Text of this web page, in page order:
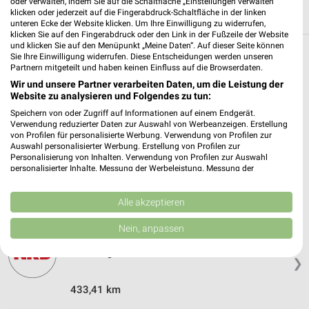
Weitere NKD Geschäfte mit Angeboten in
und um Rennerod
5 Geschäfte und Orte
NKD Angebote in Bad Marienberg
Bad Marienberg, Deutschland
430,37 km
❯
NKD Angebote in Dornburg-Frickhofen
433,41 km
klicken oder jederzeit auf die Fingerabdruck-Schaltfläche in der linken
unteren Ecke der Website klicken. Um Ihre Einwilligung zu widerrufen,
klicken Sie auf den Fingerabdruck oder den Link in der Fußzeile der Website
und klicken Sie auf den Menüpunkt „Meine Daten“. Auf dieser Seite können
Sie Ihre Einwilligung widerrufen. Diese Entscheidungen werden unseren
Partnern mitgeteilt und haben keinen Einfluss auf die Browserdaten.
Wir und unsere Partner verarbeiten Daten, um die Leistung der
Website zu analysieren und Folgendes zu tun:
Speichern von oder Zugriff auf Informationen auf einem Endgerät.
Verwendung reduzierter Daten zur Auswahl von Werbeanzeigen. Erstellung
von Profilen für personalisierte Werbung. Verwendung von Profilen zur
Auswahl personalisierter Werbung. Erstellung von Profilen zur
Personalisierung von Inhalten. Verwendung von Profilen zur Auswahl
personalisierter Inhalte. Messung der Werbeleistung. Messung der
Kombinationen von Daten aus verschiedenen Quellen. Entwicklung und
Verbesserung der Angebote. Verwendung reduzierter Daten zur Auswahl
von Inhalten.
Daten können außerhalb der Europäischen Union weitergegeben und in die
Website/App.
Partnerliste anzeigen (1 IAB-Anbieter)
Wir nutzen Ihre Daten für folgende Zwecke:
Alle akzeptieren
Nein, anpassen